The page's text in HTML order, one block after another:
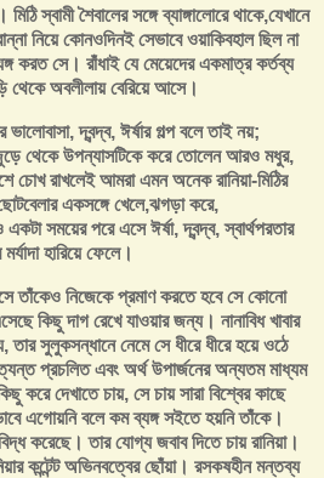
স্বামী শৈবালের সঙ্গে ব্যাঙ্গালোরে থাকে,যেখানে
নিয়ে কোনওদিনই সেভাবে ওয়াকিবহাল ছিল না
করত সে। রাঁধাই যে মেয়েদের একমাত্র কর্তব্য
থেকে অবলীলায় বেরিয়ে আসে।
দ্বন্দ্ব, ঈর্ষার গল্প বলে তাই নয়;
জুড়ে থেকে উপন্যাসটিকে করে তোলেন আরও মধুর,
চোখ রাখলেই আমরা এমন অনেক রানিয়া-মিঠির
একসঙ্গে খেলে,ঝগড়া করে,
সময়ের পরে এসে ঈর্ষা, দ্বন্দ্ব, স্বার্থপরতার
হারিয়ে ফেলে।
তাঁকেও নিজেকে প্রমাণ করতে হবে সে কোনো
কিছু দাগ রেখে যাওয়ার জন্য। নানাবিধ খাবার
তার সুলুকসন্ধানে নেমে সে ধীরে ধীরে হয়ে ওঠে
প্রচলিত এবং অর্থ উপার্জনের অন্যতম মাধ্যম
করে দেখাতে চায়, সে চায় সারা বিশ্বের কাছে
এগোয়নি বলে কম ব্যঙ্গ সইতে হয়নি তাঁকে।
বিদ্ধ করেছে। তার যোগ্য জবাব দিতে চায় রানিয়া।
কন্টেন্ট অভিনবত্বের ছোঁয়া। রসকষহীন মন্তব্য